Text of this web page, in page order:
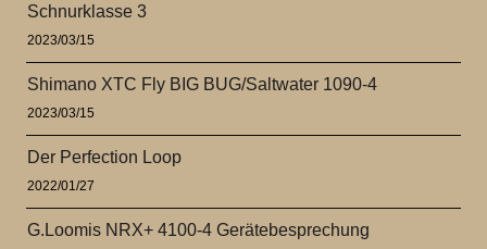
Schnurklasse 3
2023/03/15
Shimano XTC Fly BIG BUG/Saltwater 1090-4
2023/03/15
Der Perfection Loop
2022/01/27
G.Loomis NRX+ 4100-4 Gerätebesprechung